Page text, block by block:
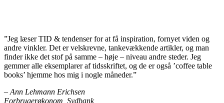
”Jeg læser TID & tendenser for at få inspiration, fornyet viden og
andre vinkler. Det er velskrevne, tankevækkende artikler, og man
finder ikke det stof på samme – høje – niveau andre steder. Jeg
gemmer alle eksemplarer af tidsskriftet, og de er også ’coffee table
books’ hjemme hos mig i nogle måneder.”
– Ann Lehmann Erichsen
Forbrugerøkonom, Sydbank